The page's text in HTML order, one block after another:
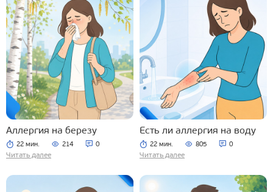
Аллергия на березу
22 мин. 214 0
Читать далее
Есть ли аллергия на воду
22 мин. 805 0
Читать далее